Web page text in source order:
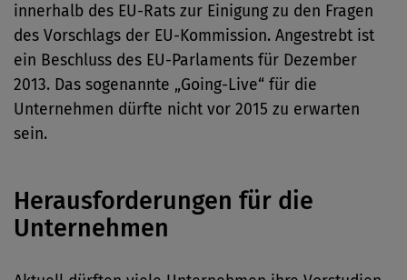
innerhalb des EU-Rats zur Einigung zu den Fragen
des Vorschlags der EU-Kommission. Angestrebt ist
ein Beschluss des EU-Parlaments für Dezember
2013. Das sogenannte „Going-Live“ für die
Unternehmen dürfte nicht vor 2015 zu erwarten
sein.
Herausforderungen für die
Unternehmen